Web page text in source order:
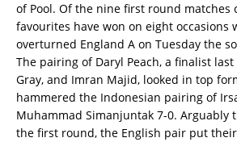
of Pool. Of the nine first round matches
favourites have won on eight occasions
overturned England A on Tuesday the
The pairing of Daryl Peach, a finalist
Gray, and Imran Majid, looked in top
hammered the Indonesian pairing of
Muhammad Simanjuntak 7-0. Arguably
the first round, the English pair put